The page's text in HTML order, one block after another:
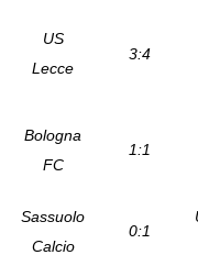
US
Lecce
3:4
Bologna
FC
1:1
Sassuolo
Calcio
0:1